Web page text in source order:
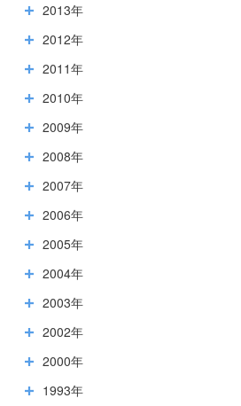
2013年
2012年
2011年
2010年
2009年
2008年
2007年
2006年
2005年
2004年
2003年
2002年
2000年
1993年